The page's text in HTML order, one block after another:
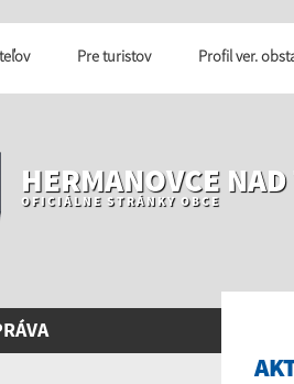
Pre turistov Profil ver.
HERMANOVCE
OFICIÁLNE STRÁNKY OBCE